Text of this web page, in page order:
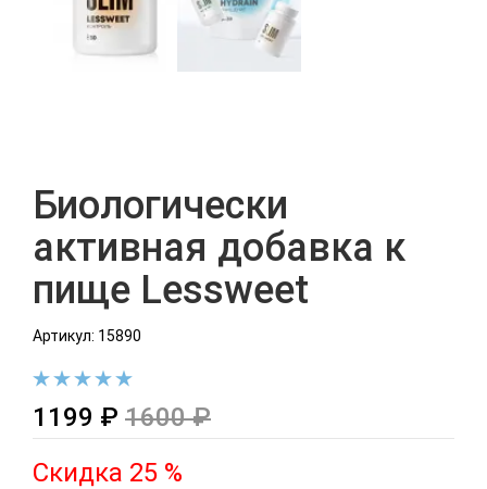
Биологически
активная добавка к
пище Lessweet
Артикул: 15890
1199 ₽ 1600 ₽
Скидка 25 %